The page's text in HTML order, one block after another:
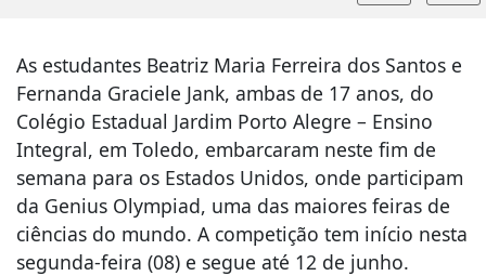
As estudantes Beatriz Maria Ferreira dos Santos e
Fernanda Graciele Jank, ambas de 17 anos, do
Colégio Estadual Jardim Porto Alegre – Ensino
Integral, em Toledo, embarcaram neste fim de
semana para os Estados Unidos, onde participam
da Genius Olympiad, uma das maiores feiras de
ciências do mundo. A competição tem início nesta
segunda-feira (08) e segue até 12 de junho.